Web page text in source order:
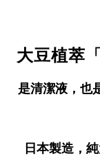
大豆植萃
是清潔液，也
日本製造，